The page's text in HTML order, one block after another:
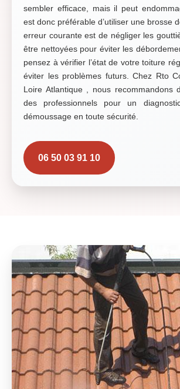
sembler efficace, mais il peut
est donc préférable d’utiliser une brosse
erreur courante est de négliger les
être nettoyées pour éviter les
pensez à vérifier l’état de votre toiture
éviter les problèmes futurs. Chez Rto
Loire Atlantique , nous recommandons
des professionnels pour un
démoussage en toute sécurité.
06 50 03 91 10